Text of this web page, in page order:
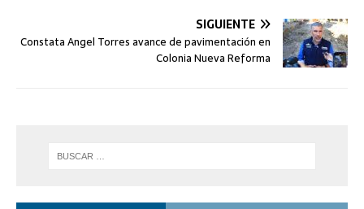
SIGUIENTE
Constata Angel Torres avance de pavimentación en
Colonia Nueva Reforma